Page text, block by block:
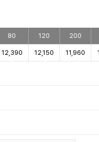
80 120 200
12,390 12,150 11,960